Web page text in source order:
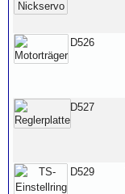
D526
D527
D529